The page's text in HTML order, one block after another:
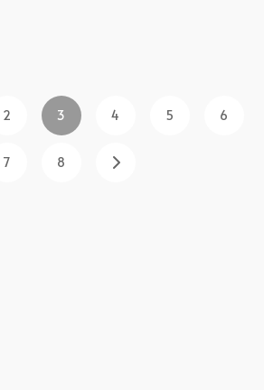
2 3 4 5 6
7 8